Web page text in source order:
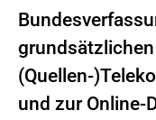
(Quellen-
und zur Online-